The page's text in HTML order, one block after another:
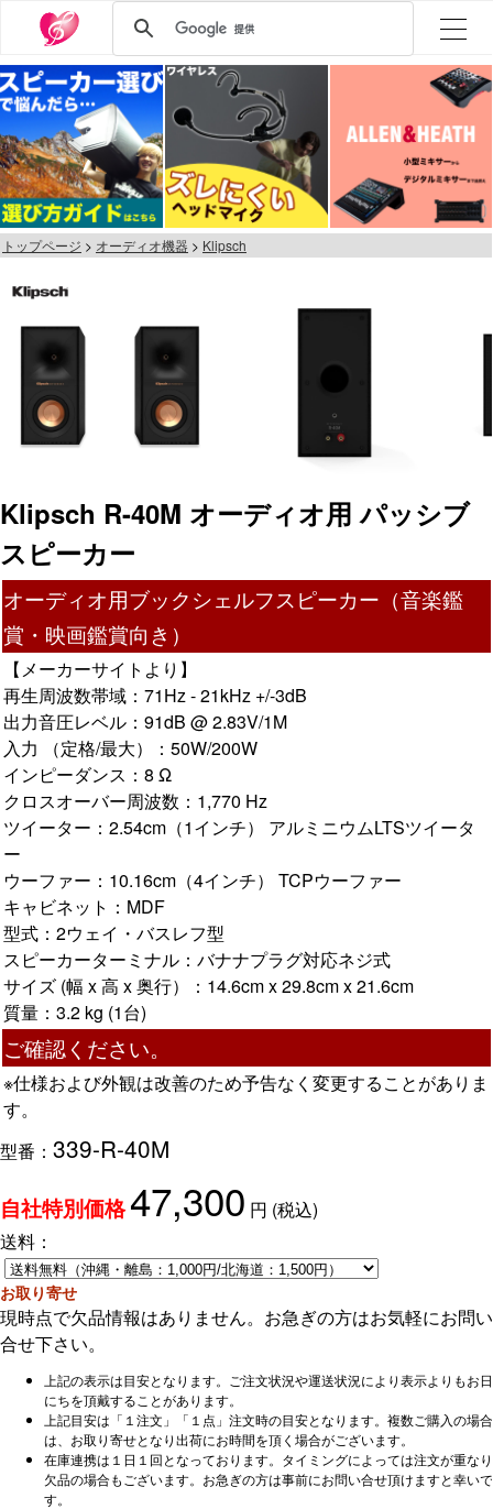
トップページ オーディオ機器 Klipsch
Klipsch R-40M オーディオ用 パッシブ
スピーカー
オーディオ用ブックシェルフスピーカー（音楽鑑
賞・映画鑑賞向き）
【メーカーサイトより】
再生周波数帯域：71Hz - 21kHz +/-3dB
出力音圧レベル：91dB @ 2.83V/1M
入力 （定格/最大）：50W/200W
インピーダンス：8 Ω
クロスオーバー周波数：1,770 Hz
ツイーター：2.54cm（1インチ） アルミニウムLTSツイータ
ー
ウーファー：10.16cm（4インチ） TCPウーファー
キャビネット：MDF
型式：2ウェイ・バスレフ型
スピーカーターミナル：バナナプラグ対応ネジ式
サイズ (幅 x 高 x 奥行）：14.6cm x 29.8cm x 21.6cm
質量：3.2 kg (1台)
ご確認ください。
※仕様および外観は改善のため予告なく変更することがありま
す。
型番： 339-R-40M
自社特別価格 47,300 円 (税込)
送料：
お取り寄せ
現時点で欠品情報はありません。お急ぎの方はお気軽にお問い
合せ下さい。
上記の表示は目安となります。ご注文状況や運送状況により表示よりもお日
にちを頂戴することがあります。
上記目安は「１注文」「１点」注文時の目安となります。複数ご購入の場合
は、お取り寄せとなり出荷にお時間を頂く場合がございます。
在庫連携は１日１回となっております。タイミングによっては注文が重なり
欠品の場合もございます。お急ぎの方は事前にお問い合せ頂けますと幸いで
す。